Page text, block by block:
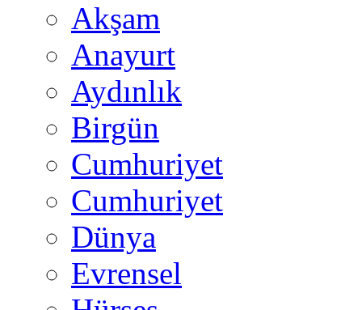
Akşam
Anayurt
Aydınlık
Birgün
Cumhuriyet
Cumhuriyet
Dünya
Evrensel